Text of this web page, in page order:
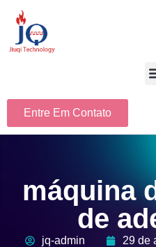
Entre Em Contato
máquina
de
jq-admin 29 de